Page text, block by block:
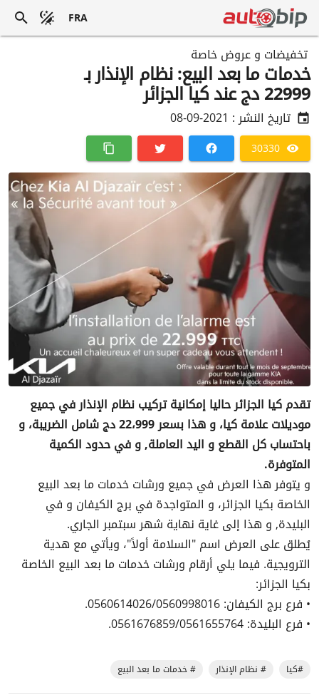
FRA
تخفيضات و عروض خاصة
خدمات ما بعد البيع: نظام الإنذار بـ
22999 دج عند كيا الجزائر
تاريخ النشر : 2021-09-08
30330
تقدم كيا الجزائر حاليا إمكانية تركيب نظام الإنذار في جميع
موديلات علامة كيا، و هذا بسعر 22،999 دج شامل الضريبة، و
باحتساب كل القطع و اليد العاملة, و في حدود الكمية
المتوفرة.
و يتوفر هذا العرض في جميع ورشات خدمات ما بعد البيع
الخاصة بكيا الجزائر، و المتواجدة في برج الكيفان و في
البليدة, و هذا إلى غاية نهاية شهر سبتمبر الجاري.
يُطلق على العرض اسم "السلامة أولاً"، ويأتي مع هدية
الترويجية. فيما يلي أرقام ورشات خدمات ما بعد البيع الخاصة
بكيا الجزائر:
• فرع برج الكيفان: 0560614026/0560998016.
• فرع البليدة: 0561676859/0561655764.
#كيا # نظام الإنذار # خدمات ما بعد البيع